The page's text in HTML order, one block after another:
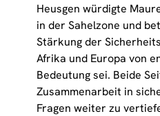
Heusgen würdigte
in der Sahelzone und
Stärkung der
Afrika und Europa von
Bedeutung sei. Beide
Zusammenarbeit in
Fragen weiter zu